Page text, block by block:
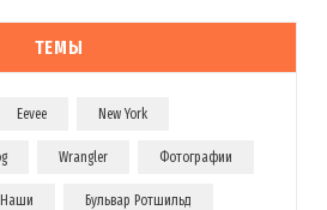
ТЕМЫ
Eevee New York
Wrangler Фотографии
Наши Бульвар Ротшильд